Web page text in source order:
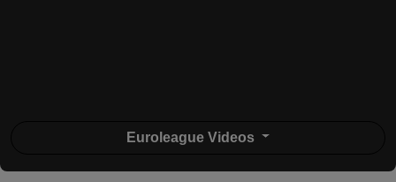
Euroleague Videos